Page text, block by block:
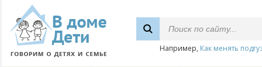
Например, Как менять